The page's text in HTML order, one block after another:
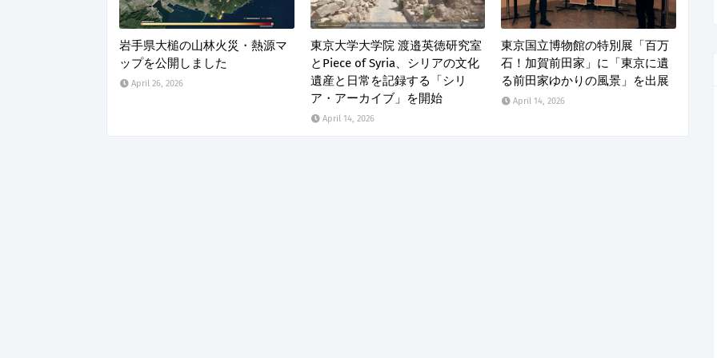
岩手県大槌の山林火災・熱源マ
ップを公開しました
April 26, 2026
東京大学大学院 渡邉英徳研究室
とPiece of Syria、シリアの文化
遺産と日常を記録する「シリ
ア・アーカイブ」を開始
April 14, 2026
東京国立博物館の特別展「百万
石！加賀前田家」に「東京に遺
る前田家ゆかりの風景」を出展
April 14, 2026